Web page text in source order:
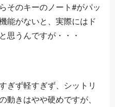
そのキーのノート#がパッ
能がないと、実際にはド
思うんですが・・・
ぎず軽すぎず、シットリ
動きはやや硬めですが、